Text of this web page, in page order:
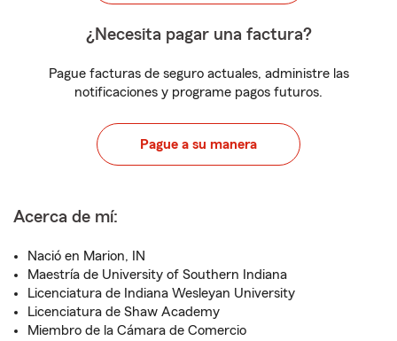
¿Necesita pagar una factura?
Pague facturas de seguro actuales, administre las
notificaciones y programe pagos futuros.
Pague a su manera
Acerca de mí:
Nació en Marion, IN
Maestría de University of Southern Indiana
Licenciatura de Indiana Wesleyan University
Licenciatura de Shaw Academy
Miembro de la Cámara de Comercio